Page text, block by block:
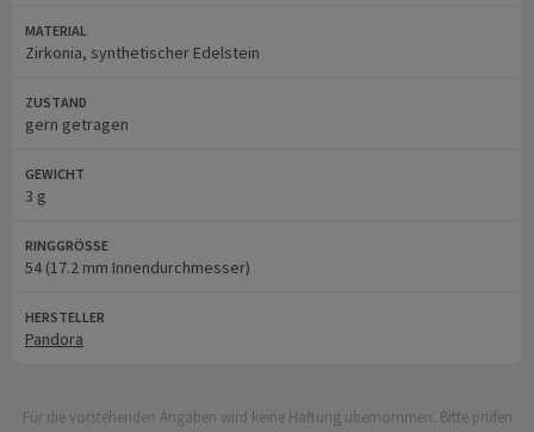
Punze: Sterling Silber S925 ALE
MATERIAL
Zirkonia, synthetischer Edelstein
ZUSTAND
gern getragen
GEWICHT
3 g
RINGGRÖSSE
54 (17.2 mm Innendurchmesser)
HERSTELLER
Pandora
Für die vorstehenden Angaben wird keine Haftung übernommen. Bitte prüfen